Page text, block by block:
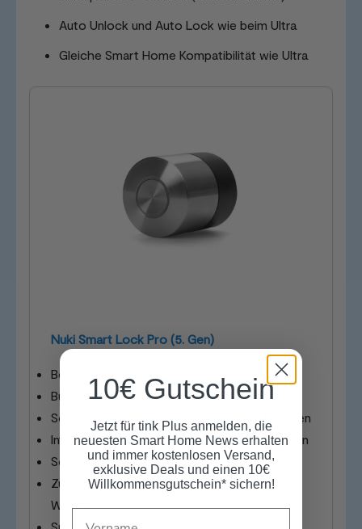
Auto Unlock und Auto Lock wie beim Ultra
Gleiche Smart Home Kompatibilität wie Ultra
Nuki Smart Lock Pro (5. Gen)
Besonders schnell und komfortabel
Bürstenloser Motor für mehr Effizienz
Schnell verbaut - ohne Schrauben und Bohren
Integrierter Akku und hochwertige Materialien
Schlüsselloser Zugang für Deine Besucher
Zukunftssicher dank Matter, Thread und
WLAN
10€ Gutschein
Jetzt für tink Plus anmelden, die
neuesten Smart Home News erhalten
und immer kostenlosen Versand,
exklusive Deals und einen 10€
Willkommensgutschein* sichern!